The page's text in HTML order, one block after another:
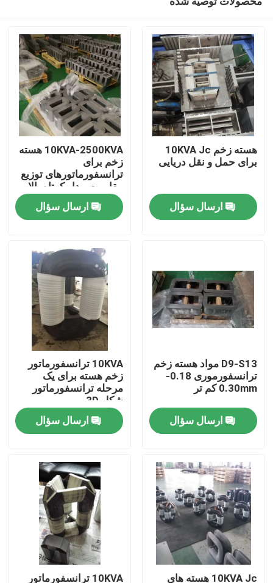
دربارهی ما
کنترل کیفیت
تماس با ما
درخواست نقل قول
ماشین سیم پیچ ترانسفورماتور
تجهیزات پردازش روغن ترانسفورم
کوره ترانسفورماتور
هسته زخم 10KVA Jc
برای حمل و نقل دریایی
ارسال سؤال
10KVA-2500KVA هسته
زخم برای
ترانسفورماتورهای توزیع
مقاومت مدار کوتاه بالا
ارسال سؤال
D9-S13 مواد هسته زخم
ترانسفورموری 0.18-
0.30mm کم تر
ارسال سؤال
10KVA ترانسفورماتور
زخم هسته برای یک
مرحله ترانسفورماتور
شکل 3D
ارسال سؤال
10KVA Jc هسته های 10KVA ترانسفورماتور